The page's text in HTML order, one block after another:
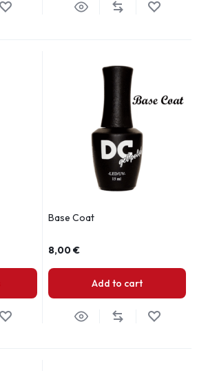
Base Coat
8,00€
Add to cart